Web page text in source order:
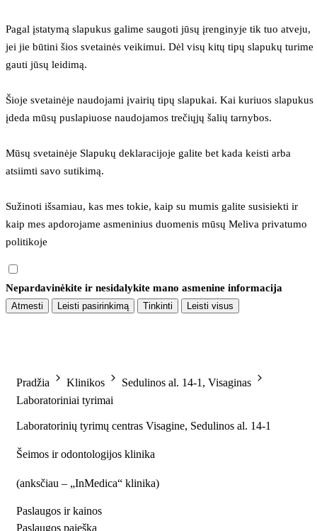
Pagal įstatymą slapukus galime saugoti jūsų įrenginyje tik tuo atveju,
jei jie būtini šios svetainės veikimui. Dėl visų kitų tipų slapukų turime
gauti jūsų leidimą.
Šioje svetainėje naudojami įvairių tipų slapukai. Kai kuriuos slapukus
įdeda mūsų puslapiuose naudojamos trečiųjų šalių tarnybos.
Mūsų svetainėje Slapukų deklaracijoje galite bet kada keisti arba
atsiimti savo sutikimą.
Sužinoti išsamiau, kas mes tokie, kaip su mumis galite susisiekti ir
kaip mes apdorojame asmeninius duomenis mūsų Meliva privatumo
politikoje
Nepardavinėkite ir nesidalykite mano asmenine informacija
Atmesti Leisti pasirinkimą Tinkinti Leisti visus
Pradžia Klinikos
Sedulinos al. 14-1, Visaginas
Laboratoriniai tyrimai
Laboratorinių tyrimų centras Visagine, Sedulinos al. 14-1
Šeimos ir odontologijos klinika
(anksčiau – „InMedica“ klinika)
Paslaugos ir kainos
Paslaugos paieška